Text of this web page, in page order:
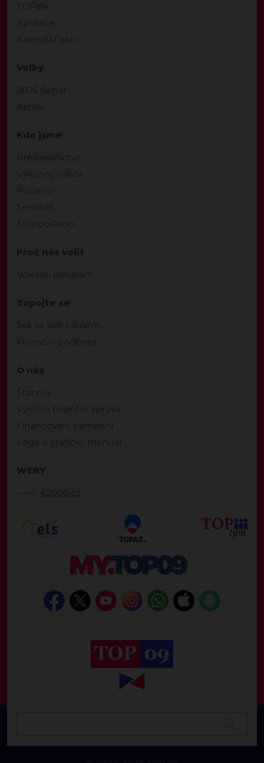
TOPlife
Aplikace
Kalendář akcí
Volby
2026 Senát
Archiv
Kdo jsme
Předsednictvo
Výkonný výbor
Poslanci
Senátoři
Europoslanci
Proč nás volit
Volební program
Zapojte se
Jak se stát členem
Finanční podpora
O nás
Stanovy
Výroční finanční zpráva
Financování kampaní
Logo a grafický manuál
WEBY
62000.cz